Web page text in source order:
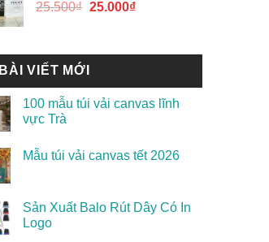
25.500₫ 25.000₫
BÀI VIẾT MỚI
100 mẫu túi vải canvas lĩnh
vực Trà
Mẫu túi vải canvas tết 2026
Sản Xuất Balo Rút Dây Có In
Logo